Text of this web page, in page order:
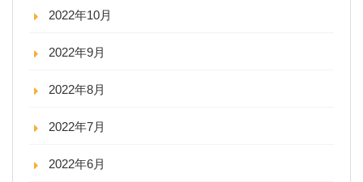
2022年10月
2022年9月
2022年8月
2022年7月
2022年6月